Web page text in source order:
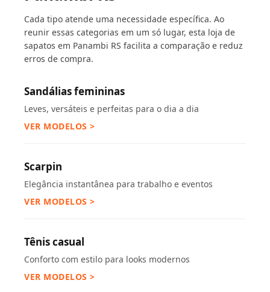
Cada tipo atende uma necessidade específica. Ao
reunir essas categorias em um só lugar, esta loja de
sapatos em Panambi RS facilita a comparação e reduz
erros de compra.
Sandálias femininas
Leves, versáteis e perfeitas para o dia a dia
VER MODELOS >
Scarpin
Elegância instantânea para trabalho e eventos
VER MODELOS >
Tênis casual
Conforto com estilo para looks modernos
VER MODELOS >